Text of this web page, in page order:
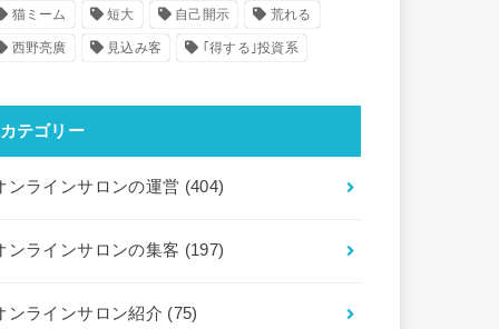
猫ミーム 短大 自己開示 荒れる
西野亮廣 見込み客 ｢得する｣投資系
カテゴリー
ンラインサロンの運営 (404)
ンラインサロンの集客 (197)
ンラインサロン紹介 (75)